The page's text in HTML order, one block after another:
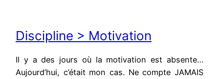
Discipline > Motivation
Il y a des jours où la motivation est absente…
Aujourd’hui, c’était mon cas. Ne compte JAMAIS